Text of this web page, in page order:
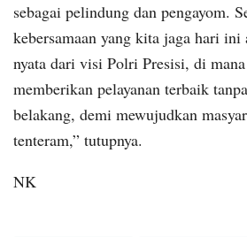
sebagai pelindung dan pengayom.
kebersamaan yang kita jaga hari
nyata dari visi Polri Presisi, di
memberikan pelayanan terbaik
belakang, demi mewujudkan
tenteram,” tutupnya.
NK